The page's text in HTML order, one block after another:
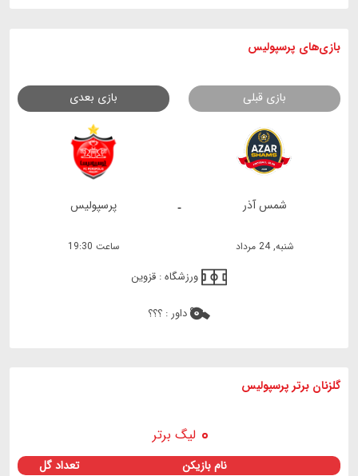
بازی های پرسپولیس
بازی قبلی بازی بعدی
- شمس آذر پرسپولیس
شنبه, 24 مرداد ساعت 19:30
ورزشگاه : قزوین
داور : ؟؟؟
گلزنان برتر پرسپولیس
لیگ برتر
نام بازیکن تعداد گل